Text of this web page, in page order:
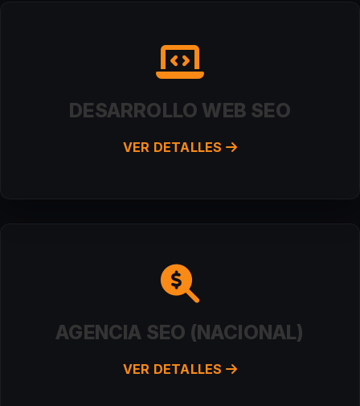
DESARROLLO WEB SEO
VER DETALLES
AGENCIA SEO (NACIONAL)
VER DETALLES